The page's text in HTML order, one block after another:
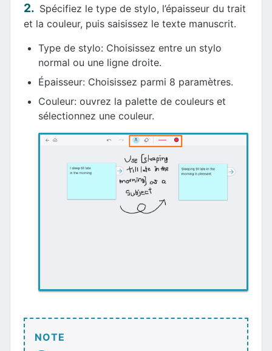
Spécifiez le type de stylo, l’épaisseur du trait
et la couleur, puis saisissez le texte manuscrit.
Type de stylo: Choisissez entre un stylo
normal ou une ligne droite.
Épaisseur: Choisissez parmi 8 paramètres.
Couleur: ouvrez la palette de couleurs et
sélectionnez une couleur.
NOTE